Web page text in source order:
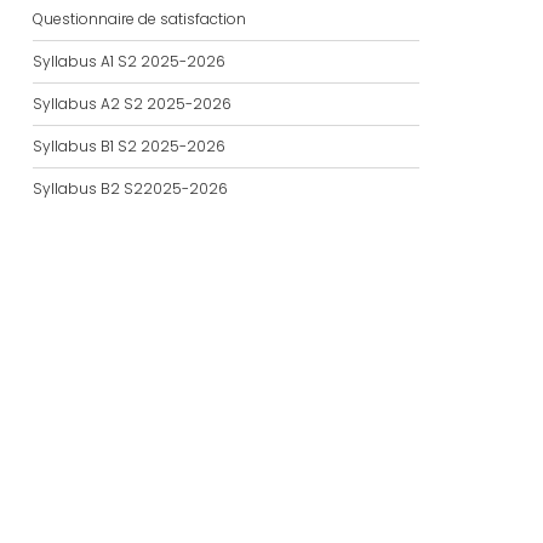
Questionnaire de satisfaction
Syllabus A1 S2 2025-2026
Syllabus A2 S2 2025-2026
Syllabus B1 S2 2025-2026
Syllabus B2 S22025-2026